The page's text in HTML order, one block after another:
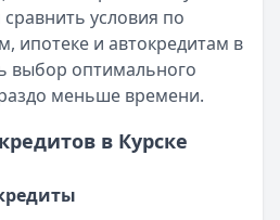
ставки по кредитам
2025 г.
истории способна
условия по
ипотеке и автокредитам в
выбор оптимального
меньше времени.
в Курске